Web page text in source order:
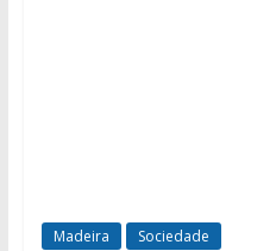
Madeira Sociedade